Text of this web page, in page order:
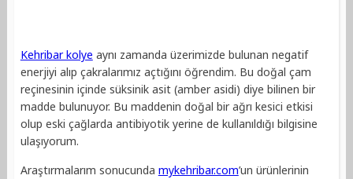
Kehribar kolye aynı zamanda üzerimizde bulunan negatif
enerjiyi alıp çakralarımız açtığını öğrendim. Bu doğal çam
reçinesinin içinde süksinik asit (amber asidi) diye bilinen bir
madde bulunuyor. Bu maddenin doğal bir ağrı kesici etkisi
olup eski çağlarda antibiyotik yerine de kullanıldığı bilgisine
ulaşıyorum.
Araştırmalarım sonucunda mykehribar.com’un ürünlerinin